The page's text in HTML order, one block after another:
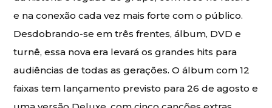
e na conexão cada vez mais forte com o público.
Desdobrando-se em três frentes, álbum, DVD e
turnê, essa nova era levará os grandes hits para
audiências de todas as gerações. O álbum com 12
faixas tem lançamento previsto para 26 de agosto e